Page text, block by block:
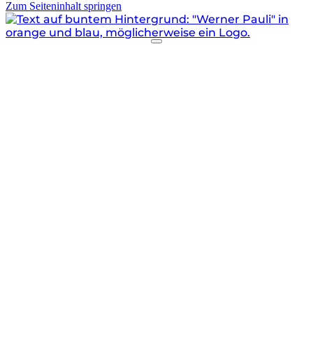
Zum Seiteninhalt springen